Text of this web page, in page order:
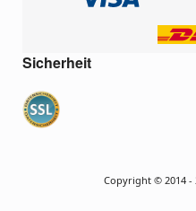
Sicherheit
Copyright © 2014 -